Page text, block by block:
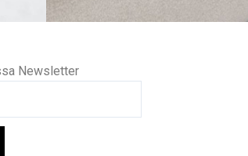
Newsletter